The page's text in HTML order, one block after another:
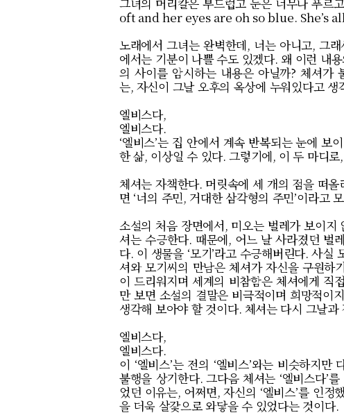
oft and her eyes are oh so blue. She’s
노래에서 그녀는 완벽한데, 너는 아니고, 그
에서는 기분이 나쁠 수도 있겠다.왜 이런 내
의 사이를 암시하는 내용은 아닐까?체셔가
는, 자신이 그날 오후의 옥상에 누워있다고 생
엘비스다,
엘비스다.
‘엘비스’는 집 안에서 계속 반복되는 눈에 보
한 삶, 이상일 수 있다.그렇기에, 이 두 마디로
체셔는 자책한다. 머릿속에 세 개의 점을 떠올
면 ‘너의 주민, 거대한 삼각형의 주민’이라고
소설의 처음 장면에서, 미오는 벌레가 보이지
셔는 수긍한다. 때문에, 어느 날 사라졌던 벌
다. 이 생물을 ‘모기’라고 수긍해버린다.사실
셔와 모기씨의 만남은 체셔가 자신을 구원하
이 드리워지며 세계의 비참함은 체셔에게 직
만 보면 소설의 결말은 비극적이며 희망적이
생각해 보아야 할 것이다. 체셔는 다시 그날과
엘비스다,
엘비스다.
이 ‘엘비스’는 전의 ‘엘비스’와는 비슷하지만
불행을 상기한다.그다음 체셔는 ‘엘비스다’를
었던 이유는, 어쩌면,자신의 ‘엘비스’를 인정
을 더욱 살갗으로 와닿을 수 있었다는 것이다.